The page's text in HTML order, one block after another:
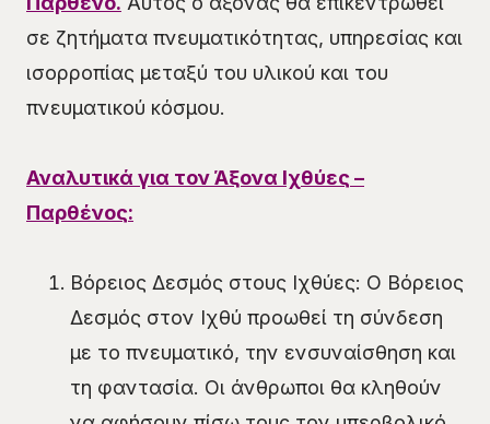
σε ζητήματα πνευματικότητας, υπηρεσίας και
ισορροπίας μεταξύ του υλικού και του
πνευματικού κόσμου.
Αναλυτικά για τον Άξονα Ιχθύες –
Παρθένος:
Βόρειος Δεσμός στους Ιχθύες: Ο Βόρειος
Δεσμός στον Ιχθύ προωθεί τη σύνδεση
με το πνευματικό, την ενσυναίσθηση και
τη φαντασία. Οι άνθρωποι θα κληθούν